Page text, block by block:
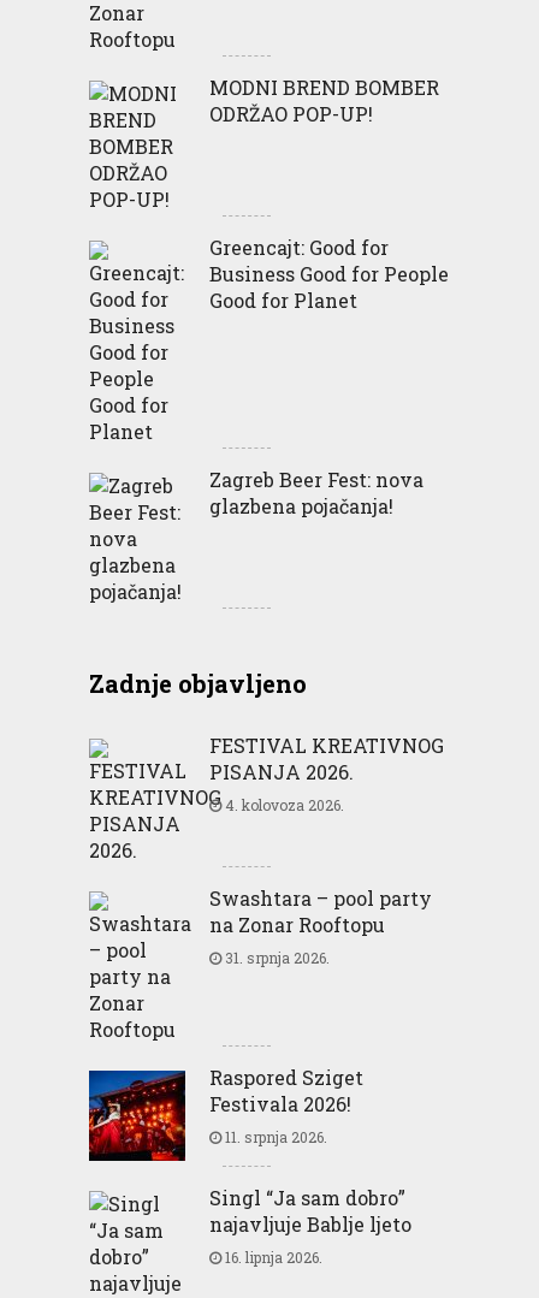
MODNI BREND BOMBER
ODRŽAO POP-UP!
Greencajt: Good for
Business Good for People
Good for Planet
Zagreb Beer Fest: nova
glazbena pojačanja!
Zadnje objavljeno
FESTIVAL KREATIVNOG
PISANJA 2026.
4. kolovoza 2026.
Swashtara – pool party
na Zonar Rooftopu
31. srpnja 2026.
Raspored Sziget
Festivala 2026!
11. srpnja 2026.
Singl “Ja sam dobro”
najavljuje Bablje ljeto
16. lipnja 2026.